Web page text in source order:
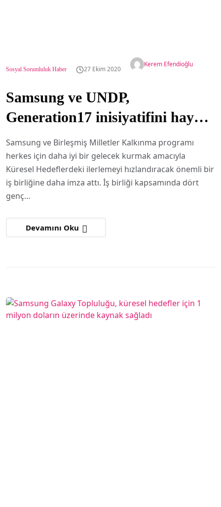
Sosyal Sorumluluk Haber 27 Ekim 2020
Kerem Efendioğlu
Samsung ve UNDP,
Generation17 inisiyatifini hayata
geçirdi
Samsung ve Birleşmiş Milletler Kalkınma programı
herkes için daha iyi bir gelecek kurmak amacıyla
Küresel Hedeflerdeki ilerlemeyi hızlandıracak önemli bir
iş birliğine daha imza attı. İş birliği kapsamında dört
genç…
Devamını Oku